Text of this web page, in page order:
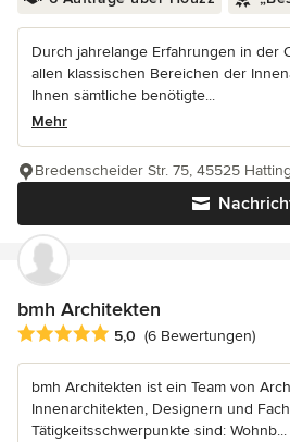
Durch jahrelange Erfahrungen in der
allen klassischen Bereichen der
Ihnen sämtliche benötigte...
Mehr
Bredenscheider Str. 75, 45525
bmh Architekten
Durchschnittliche Bewertung: 5 von
5,0 (6 Bewertungen)
bmh Architekten ist ein Team von
Innenarchitekten, Designern und
Tätigkeitsschwerpunkte sind: Wohnb...